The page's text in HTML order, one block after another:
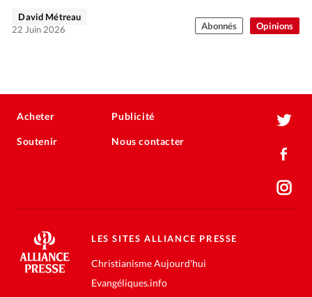
Opinions
David Métreau
22 Juin 2026
Abonnés
Acheter
Soutenir
Publicité
Nous contacter
LES SITES ALLIANCE PRESSE
Christianisme Aujourd'hui
Evangéliques.info